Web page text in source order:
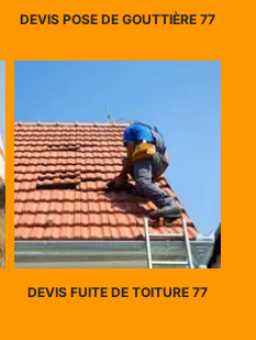
DEVIS POSE DE GOUTTIÈRE 77
DEVIS FUITE DE TOITURE 77